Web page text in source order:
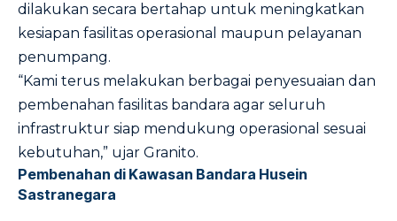
dilakukan secara bertahap untuk meningkatkan
kesiapan fasilitas operasional maupun pelayanan
penumpang.
“Kami terus melakukan berbagai penyesuaian dan
pembenahan fasilitas bandara agar seluruh
infrastruktur siap mendukung operasional sesuai
kebutuhan,” ujar Granito.
Pembenahan di Kawasan Bandara Husein
Sastranegara